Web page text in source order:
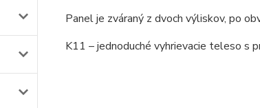
Panel je zváraný z dvoch výliskov, po
K11 – jednoduché vyhrievacie teleso s